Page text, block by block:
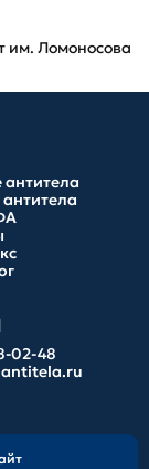
им. Ломоносова
02-48